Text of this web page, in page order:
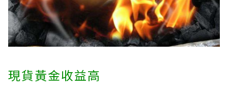
現貨黃金收益高